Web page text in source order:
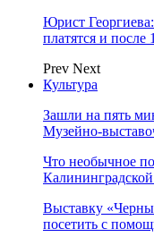
Юрист
платятся и после
Prev Next
Культура
Зашли на пять
Музейно-
Что необычное
Выставку
посетить с